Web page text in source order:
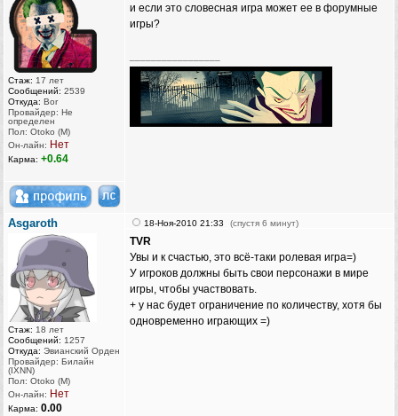
Стаж: 17 лет
Сообщений: 2539
Откуда: Bor
Провайдер: Не
определен
Пол: Otoko (M)
Он-лайн: Нет
Карма: +0.64
и если это словесная игра может ее в форумные
игры?
Asgaroth
Стаж: 18 лет
Сообщений: 1257
Откуда: Эвианский Орден
Провайдер: Билайн
(IXNN)
Пол: Otoko (M)
Он-лайн: Нет
Карма: 0.00
18-Ноя-2010 21:33 (спустя 6 минут)
TVR
Увы и к счастью, это всё-таки ролевая игра=)
У игроков должны быть свои персонажи в мире
игры, чтобы участвовать.
+ у нас будет ограничение по количеству, хотя бы
одновременно играющих =)